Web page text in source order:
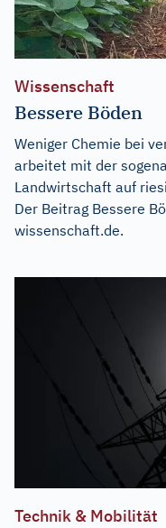
Wissenschaft
Bessere Böden
Weniger Chemie bei
arbeitet mit der
Landwirtschaft auf
Der Beitrag Bessere
wissenschaft.de.
Technik & Mobilität